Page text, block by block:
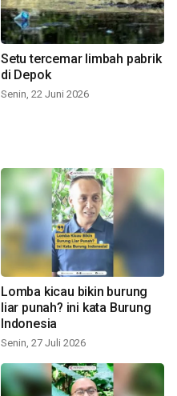
Setu tercemar limbah pabrik
di Depok
Senin, 22 Juni 2026
Lomba kicau bikin burung
liar punah? ini kata Burung
Indonesia
Senin, 27 Juli 2026